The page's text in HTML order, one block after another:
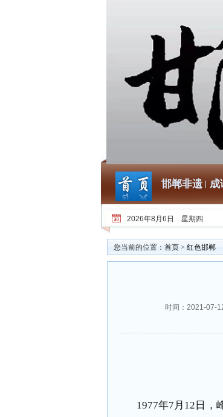
邯郸非遗 成
2026年8月6日 星期四
您当前的位置： 首页 > 红色邯郸
时间：2021-07-
1977年7 月 12 日，